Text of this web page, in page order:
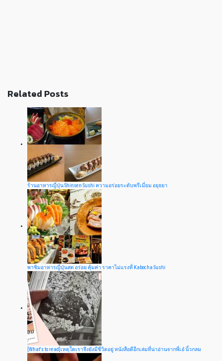
Related Posts
ร้านอาหารญี่ปุ่น Shinsen Sushi ความอร่อยระดับพรีเมี่ยม อยุธยา
พาชิมอาหารญี่ปุ่นสด อร่อย คุ้มค่า ราคาไม่แรงที่ Kabocha Sushi
[What's to read]เหตุใดเราจึงยังมีชีวิตอยู่ หนังสือดีอีกเล่มที่น่าอ่านจากพี่เอ๋ นิ้วกลม